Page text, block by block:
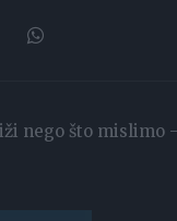
nego što mislimo